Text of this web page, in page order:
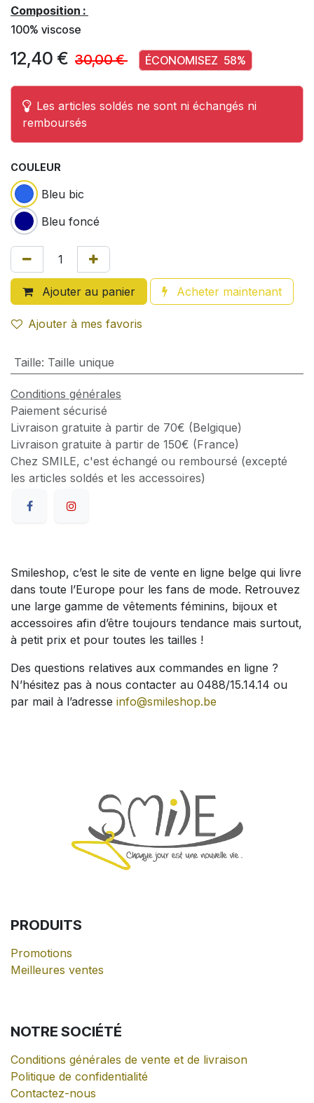
Composition :
100% viscose
12,40 € 30,00€ ÉCONOMISEZ 58%
Les articles soldés ne sont ni échangés ni
remboursés
COULEUR
Bleu bic
Bleu foncé
Ajouter au panier Acheter maintenant
Ajouter à mes favoris
Taille: Taille unique
Conditions générales
Paiement sécurisé
Livraison gratuite à partir de 70€ (Belgique)
Livraison gratuite à partir de 150€ (France)
Chez SMILE, c'est échangé ou remboursé (excepté
les articles soldés et les accessoires)
Smileshop, c’est le site de vente en ligne belge qui livre
dans toute l’Europe pour les fans de mode. Retrouvez
une large gamme de vêtements féminins, bijoux et
accessoires afin d’être toujours tendance mais surtout,
à petit prix et pour toutes les tailles !
Des questions relatives aux commandes en ligne ?
N’hésitez pas à nous contacter au 0488/15.14.14 ou
par mail à l’adresse info@smileshop.be
PRODUITS
Promotions
Meilleures ventes
NOTRE SOCIÉTÉ
Conditions générales de vente et de livraison
Politique de confidentialité
Contactez-nous